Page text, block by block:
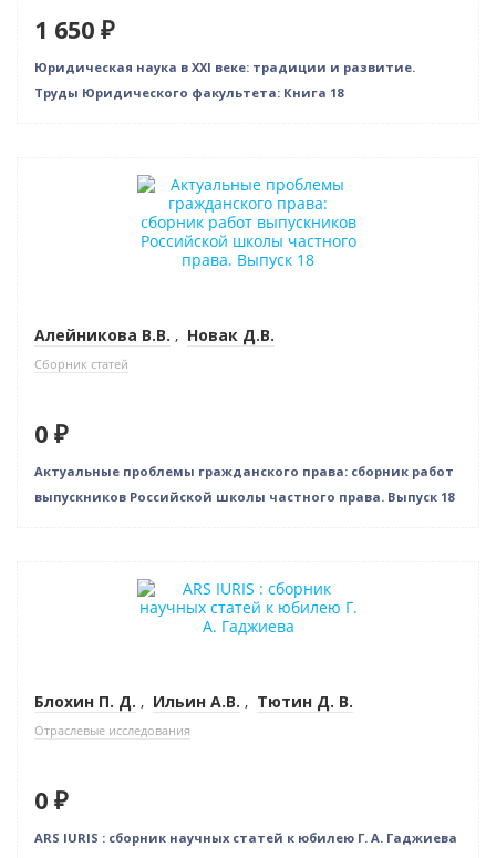
1 650 ₽
Юридическая наука в XXI веке: традиции и развитие.
Труды Юридического факультета: Книга 18
Нет в наличии
Алейникова В.В. , Новак Д.В.
Сборник статей
0 ₽
Актуальные проблемы гражданского права: сборник работ
выпускников Российской школы частного права. Выпуск 18
Нет в наличии
Блохин П. Д. , Ильин А.В. , Тютин Д. В.
Отраслевые исследования
0 ₽
ARS IURIS : сборник научных статей к юбилею Г. А. Гаджиева